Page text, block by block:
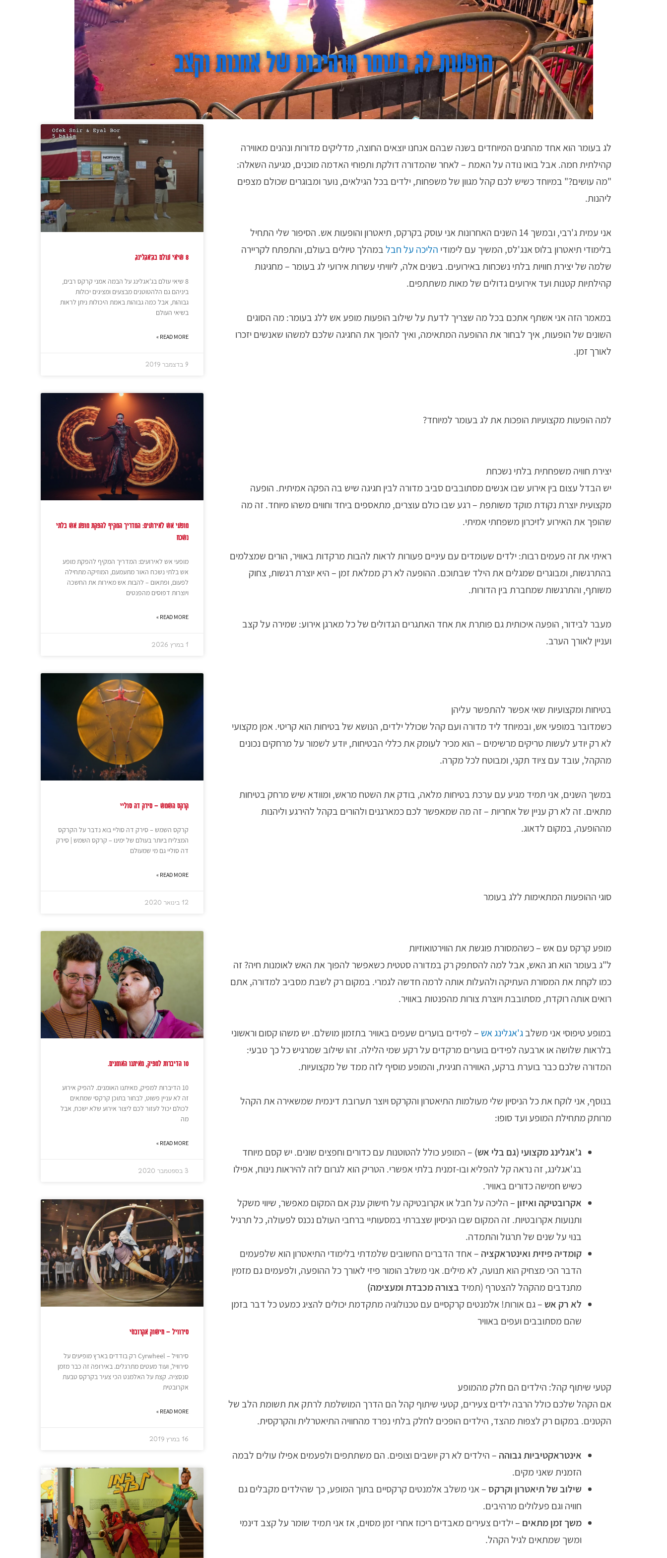
הופעות לג בעומר מרהיבות של אמנות וקצב
לג בעומר הוא אחד מהחגים המיוחדים בשנה שבהם אנחנו יוצאים החוצה, מדליקים מדורות ונהנים מאווירה
קהילתית חמה. אבל בואו נודה על האמת – לאחר שהמדורה דולקת ותפוחי האדמה מוכנים, מגיעה השאלה:
"מה עושים?" במיוחד כשיש לכם קהל מגוון של משפחות, ילדים בכל הגילאים, נוער ומבוגרים שכולם מצפים
ליהנות.
אני עמית ג'רבי, ובמשך 14 השנים האחרונות אני עוסק בקרקס, תיאטרון והופעות אש. הסיפור שלי התחיל
בלימודי תיאטרון בלוס אנג'לס, המשיך עם לימודי הליכה על חבלבמהלך טיולים בעולם, והתפתח לקריירה
שלמה של יצירת חוויות בלתי נשכחות באירועים. בשנים אלה, ליוויתי עשרות אירועי לג בעומר – מחגיגות
קהילתיות קטנות ועד אירועים גדולים של מאות משתתפים.
במאמר הזה אני אשתף אתכם בכל מה שצריך לדעת על שילוב הופעות מופע אש ללג בעומר: מה הסוגים
השונים של הופעות, איך לבחור את ההופעה המתאימה, ואיך להפוך את החגיגה שלכם למשהו שאנשים יזכרו
לאורך זמן.
למה הופעות מקצועיות הופכות את לג בעומר למיוחד?
יצירת חוויה משפחתית בלתי נשכחת
יש הבדל עצום בין אירוע שבו אנשים מסתובבים סביב מדורה לבין חגיגה שיש בה הפקה אמיתית. הופעה
מקצועית יוצרת נקודת מוקד משותפת – רגע שבו כולם עוצרים, מתאספים ביחד וחווים משהו מיוחד. זה מה
שהופך את האירוע לזיכרון משפחתי אמיתי.
ראיתי את זה פעמים רבות: ילדים שעומדים עם עיניים פעורות לראות להבות מרקדות באוויר, הורים שמצלמים
בהתרגשות, ומבוגרים שמגלים את הילד שבתוכם. ההופעה לא רק ממלאת זמן – היא יוצרת רגשות, צחוק
משותף, והתרגשות שמחברת בין הדורות.
מעבר לבידור, הופעה איכותית גם פותרת את אחד האתגרים הגדולים של כל מארגן אירוע: שמירה על קצב
ועניין לאורך הערב.
בטיחות ומקצועיות שאי אפשר להתפשר עליהן
כשמדובר במופעי אש, ובמיוחד ליד מדורה ועם קהל שכולל ילדים, הנושא של בטיחות הוא קריטי. אמן מקצועי
לא רק יודע לעשות טריקים מרשימים – הוא מכיר לעומק את כללי הבטיחות, יודע לשמור על מרחקים נכונים
מהקהל, עובד עם ציוד תקני, ומבוטח לכל מקרה.
במשך השנים, אני תמיד מגיע עם ערכת בטיחות מלאה, בודק את השטח מראש, ומוודא שיש מרחק בטיחות
מתאים. זה לא רק עניין של אחריות – זה מה שמאפשר לכם כמארגנים ולהורים בקהל להירגע וליהנות
מההופעה, במקום לדאוג.
סוגי ההופעות המתאימות ללג בעומר
מופע קרקס עם אש – כשהמסורת פוגשת את הווירטואוזיות
ל"ג בעומר הוא חג האש, אבל למה להסתפק רק במדורה סטטית כשאפשר להפוך את האש לאומנות חיה?זה
כמו לקחת את המסורת העתיקה ולהעלות אותה לרמה חדשה לגמרי. במקום רק לשבת מסביב למדורה, אתם
רואים אותה רוקדת, מסתובבת ויוצרת צורות מהפנטות באוויר.
במופע טיפוסי אני משלבג'אגלינג אש – לפידים בוערים שעפים באוויר בתזמון מושלם. יש משהו קסום וראשוני
בלראות שלושה או ארבעה לפידים בוערים מרקדים על רקע שמי הלילה. זהו שילוב שמרגיש כל כך טבעי:
המדורה שלכם כבר בוערת ברקע, האווירה חגיגית, והמופע מוסיף לזה ממד של מקצועיות.
בנוסף, אני לוקח את כל הניסיון שלי מעולמות התיאטרון והקרקס ויוצר תערובת דינמית שמשאירה את הקהל
מרותק מתחילת המופע ועד סופו:
ג'אגלינג מקצועי (גם בלי אש) – המופע כולל להטוטנות עם כדורים וחפצים שונים. יש קסם מיוחד
בג'אגלינג, זה נראה קל להפליא ובו-זמנית בלתי אפשרי. הטריק הוא לגרום לזה להיראות נינוח, אפילו
כשיש חמישה כדורים באוויר.
אקרובטיקה ואיזון – הליכה על חבל או אקרובטיקה על חישוק ענק אם המקום מאפשר, שיווי משקל
ותנועות אקרובטיות. זה המקום שבו הניסיון שצברתי במסעותיי ברחבי העולם נכנס לפעולה, כל תרגיל
בנוי על שנים של תרגול והתמדה.
קומדיה פיזית ואינטראקציה – אחד הדברים החשובים שלמדתי בלימודי התיאטרון הוא שלפעמים
הדבר הכי מצחיק הוא תנועה, לא מילים. אני משלב הומור פיזי לאורך כל ההופעה, ולפעמים גם מזמין
מתנדבים מהקהל להצטרף (תמיד בצורה מכבדת ומעצימה)
לא רק אש – גם אורות! אלמנטים קרקסיים עם טכנולוגיה מתקדמת יכולים להציג כמעט כל דבר בזמן
שהם מסתובבים ועפים באוויר
קטעי שיתוף קהל: הילדים הם חלק מהמופע
אם הקהל שלכם כולל הרבה ילדים צעירים, קטעי שיתוף קהל הם הדרך המושלמת לרתק את תשומת הלב של
הקטנים. במקום רק לצפות מהצד, הילדים הופכים לחלק בלתי נפרד מהחוויה התיאטרלית והקרקסית.
אינטראקטיביות גבוהה – הילדים לא רק יושבים וצופים. הם משתתפים ולפעמים אפילו עולים לבמה
הזמנית שאני מקים.
שילוב של תיאטרון וקרקס – אני משלב אלמנטים קרקסיים בתוך המופע, כך שהילדים מקבלים גם
חוויה וגם פעלולים מרהיבים.
משך זמן מתאים – ילדים צעירים מאבדים ריכוז אחרי זמן מסוים, אז אני תמיד שומר על קצב דינמי
ומשך שמתאים לגיל הקהל.
8 שיאי עולם בג'אגלינג
8 שיאי עולם בג'אגלינג על הבמה אמני קרקס רבים,
ביניהם גם הלהטוטנים מבצעים ומציגים יכולות
גבוהות, אבל כמה גבוהות באמת היכולות ניתן לראות
בשיאי העולם
READ MORE »
9 בדצמבר 2019
מופעי אש לאירועים: המדריך המקיף להפקת מופע אש בלתי
נשכח
מופעי אש לאירועים: המדריך המקיף להפקת מופע
אש בלתי נשכח האור מתעמעם, המוזיקה מתחילה
לפעום, ופתאום – להבות אש מאירות את החשכה
ויוצרות דפוסים מהפנטים
READ MORE »
1 במרץ 2026
קרקס השמש – סירק דה סוליי
קרקס השמש – סירק דה סוליי בוא נדבר על הקרקס
המצליח ביותר בעולם של ימינו – קרקס השמש | סירק
דה סוליי גם מי שמעולם
READ MORE »
12 בינואר 2020
10 הדיברות למפיק, מאיתנו האומנים.
10 הדיברות למפיק, מאיתנו האומנים. להפיק אירוע
זה לא עניין פשוט, לבחור בתוכן קרקסי שמתאים
לכולם יכול לעזור לכם ליצור אירוע שלא ישכח, אבל
מה
READ MORE »
3 בספטמבר 2020
סירוויל – חישוק אקרובטי
סירוויל – Cyrwheel רק בודדים בארץ מופיעים על
סירוויל, ועוד מעטים מתרגלים. באירופה זה כבר מזמן
סנסציה. קצת על האלמנט הכי צעיר בקרקס טבעת
אקרובטית
READ MORE »
16 במרץ 2019